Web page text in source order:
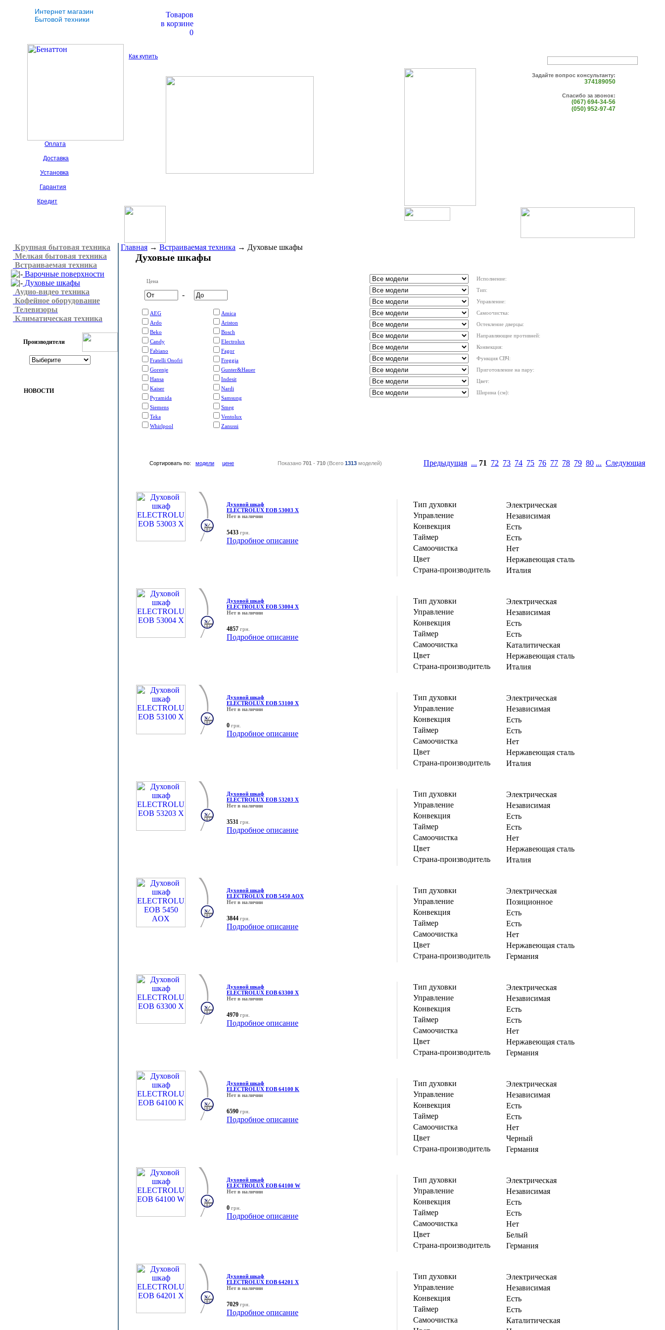
Интернет магазин
Бытовой техники
Товаров
в корзине
0
Как купить
Оплата
Доставка
Установка
Гарантия
Кредит
Задайте вопрос консультанту:
374189050
Спасибо за звонок:
(067) 694-34-56
(050) 952-97-47
Крупная бытовая техника
Мелкая бытовая техника
Встраиваемая техника
Варочные поверхности
Духовые шкафы
Аудио-видео техника
Кофейное оборудование
Телевизоры
Климатическая техника
Производители
НОВОСТИ
Главная → Встраиваемая техника → Духовые шкафы
Духовые шкафы
Цена
-
AEG
Amica
Ardo
Ariston
Beko
Bosch
Candy
Electrolux
Fabiano
Fagor
Fratelli Onofri
Freggia
Gorenje
Gunter&Hauer
Hansa
Indesit
Kaiser
Nardi
Pyramida
Samsung
Siemens
Smeg
Teka
Ventolux
Whirlpool
Zanussi
Исполнение:
Тип:
Управление:
Самоочистка:
Остекление дверцы:
Направляющие противней:
Конвекция:
Функция СВЧ:
Приготовление на пару:
Цвет:
Ширина (см):
Сортировать по: модели цене Показано 701 - 710(Всего 1313моделей) Предыдущая ... 71 72 73 74 75 76 77 78 79 80 ... Следующая
Духовой шкаф
ELECTROLUX EOB 53003 X
Нет в наличии
Тип духовки
Электрическая
Управление
Независимая
Конвекция
Есть
Таймер
Есть
Самоочистка
Нет
Цвет
Нержавеющая сталь
Страна-производитель
Италия
5433 грн.
Подробное описание
Духовой шкаф
ELECTROLUX EOB 53004 X
Нет в наличии
Тип духовки
Электрическая
Управление
Независимая
Конвекция
Есть
Таймер
Есть
Самоочистка
Каталитическая
Цвет
Нержавеющая сталь
Страна-производитель
Италия
4857 грн.
Подробное описание
Духовой шкаф
ELECTROLUX EOB 53100 X
Нет в наличии
Тип духовки
Электрическая
Управление
Независимая
Конвекция
Есть
Таймер
Есть
Самоочистка
Нет
Цвет
Нержавеющая сталь
Страна-производитель
Италия
0 грн.
Подробное описание
Духовой шкаф
ELECTROLUX EOB 53203 X
Нет в наличии
Тип духовки
Электрическая
Управление
Независимая
Конвекция
Есть
Таймер
Есть
Самоочистка
Нет
Цвет
Нержавеющая сталь
Страна-производитель
Италия
3531 грн.
Подробное описание
Духовой шкаф
ELECTROLUX EOB 5450 AOX
Нет в наличии
Тип духовки
Электрическая
Управление
Позиционное
Конвекция
Есть
Таймер
Есть
Самоочистка
Нет
Цвет
Нержавеющая сталь
Страна-производитель
Германия
3844 грн.
Подробное описание
Духовой шкаф
ELECTROLUX EOB 63300 X
Нет в наличии
Тип духовки
Электрическая
Управление
Независимая
Конвекция
Есть
Таймер
Есть
Самоочистка
Нет
Цвет
Нержавеющая сталь
Страна-производитель
Германия
4970 грн.
Подробное описание
Духовой шкаф
ELECTROLUX EOB 64100 K
Нет в наличии
Тип духовки
Электрическая
Управление
Независимая
Конвекция
Есть
Таймер
Есть
Самоочистка
Нет
Цвет
Черный
Страна-производитель
Германия
6590 грн.
Подробное описание
Духовой шкаф
ELECTROLUX EOB 64100 W
Нет в наличии
Тип духовки
Электрическая
Управление
Независимая
Конвекция
Есть
Таймер
Есть
Самоочистка
Нет
Цвет
Белый
Страна-производитель
Германия
0 грн.
Подробное описание
Духовой шкаф
ELECTROLUX EOB 64201 X
Нет в наличии
Тип духовки
Электрическая
Управление
Независимая
Конвекция
Есть
Таймер
Есть
Самоочистка
Каталитическая
7029 грн.
Подробное описание